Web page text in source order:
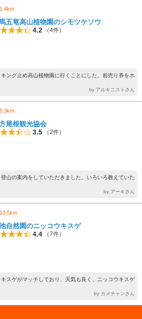
五竜高山植物園のシモツケソウ
4.2
（4件）
ング止め高山植物園に行くことにした。前売り券をホ
by アルキニストさん
尾根観光協会
3.5
（2件）
山の案内をしていただきました。いろいろ教えていた
by アーキさん
自然園のニッコウキスゲ
4.4
（7件）
スゲがマッチしており、天気も良く、ニッコウキスゲ
by カメチャンさん